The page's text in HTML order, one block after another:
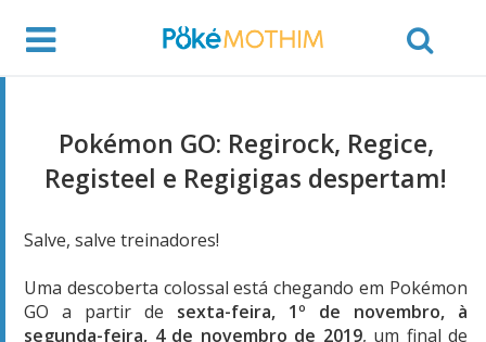
Pokémon GO: Regirock, Regice,
Registeel e Regigigas despertam!
Salve, salve treinadores!
Uma descoberta colossal está chegando em Pokémon
GO a partir de sexta-feira, 1º de novembro, à
segunda-feira, 4 de novembro de 2019, um final de